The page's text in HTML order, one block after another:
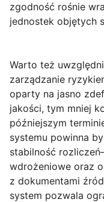
zgodność rośnie
jednostek objętych
Warto też
zarządzanie
oparty na jasno
jakości, tym mniej
późniejszym
systemu powinna
stabilność
wdrożeniowe oraz
z dokumentami
system pozwala